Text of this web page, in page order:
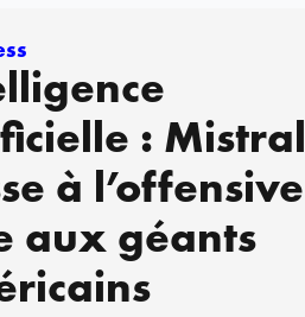
: Mistral
à l’offensive
aux géants